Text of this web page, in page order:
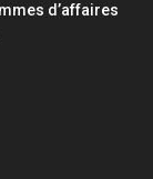
d’affaires